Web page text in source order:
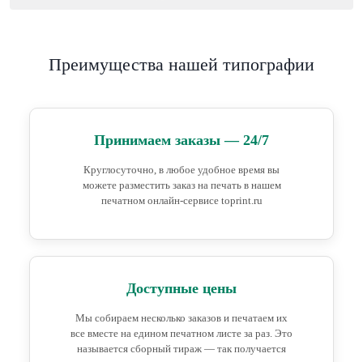
Преимущества нашей типографии
Принимаем заказы — 24/7
Круглосуточно, в любое удобное время вы
можете разместить заказ на печать в нашем
печатном онлайн-сервисе toprint.ru
Доступные цены
Мы собираем несколько заказов и печатаем их
все вместе на едином печатном листе за раз. Это
называется сборный тираж — так получается